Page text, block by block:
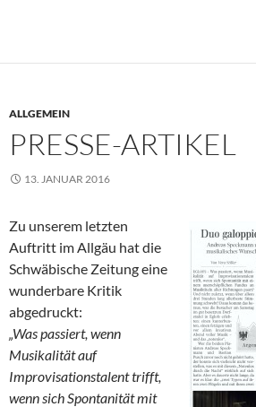
ALLGEMEIN
PRESSE-ARTIKEL
13. JANUAR 2016
Zu unserem letzten
Auftritt im Allgäu hat die
Schwäbische Zeitung eine
wunderbare Kritik
abgedruckt:
„Was passiert, wenn
Musikalität auf
Improvisationstalent trifft,
wenn sich Spontanität mit